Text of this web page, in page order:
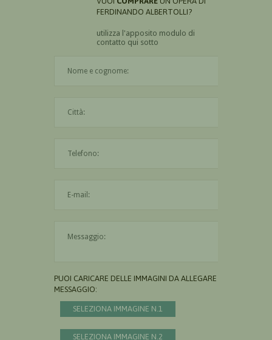
FERDINANDO ALBERTOLLI?
utilizza l'apposito modulo di
contatto qui sotto
PUOI CARICARE DELLE IMMAGINI DA ALLEGARE AL
MESSAGGIO:
SELEZIONA IMMAGINE N.1
SELEZIONA IMMAGINE N.2